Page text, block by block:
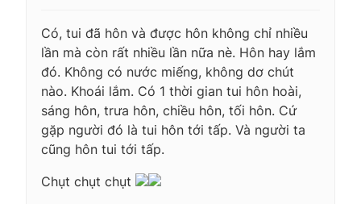
Có, tui đã hôn và được hôn không chỉ nhiều
lần mà còn rất nhiều lần nữa nè. Hôn hay lắm
đó. Không có nước miếng, không dơ chút
nào. Khoái lắm. Có 1 thời gian tui hôn hoài,
sáng hôn, trưa hôn, chiều hôn, tối hôn. Cứ
gặp người đó là tui hôn tới tấp. Và người ta
cũng hôn tui tới tấp.
Chụt chụt chụt